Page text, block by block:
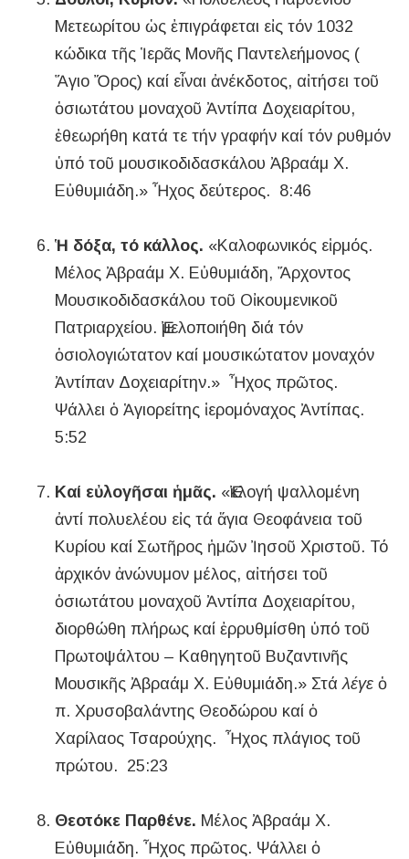
Μετεωρίτου ὡς ἐπιγράφεται εἰς τόν 1032
κώδικα τῆς Ἱερᾶς Μονῆς Παντελεήμονος (
Ἅγιο Ὄρος) καί εἶναι ἀνέκδοτος, αἰτήσει τοῦ
ὁσιωτάτου μοναχοῦ Ἀντίπα Δοχειαρίτου,
ἐθεωρήθη κατά τε τήν γραφήν καί τόν ρυθμόν
ὑπό τοῦ μουσικοδιδασκάλου Ἀβραάμ Χ.
Εὐθυμιάδη.» Ἦχος δεύτερος. 8:46
Ἡ δόξα, τό κάλλος. «Καλοφωνικός εἱρμός.
Μέλος Ἀβραάμ Χ. Εὐθυμιάδη, Ἄρχοντος
Μουσικοδιδασκάλου τοῦ Οἰκουμενικοῦ
Πατριαρχείου. Ἐμελοποιήθη διά τόν
ὁσιολογιώτατον καί μουσικώτατον μοναχόν
Ἀντίπαν Δοχειαρίτην.» Ἦχος πρῶτος.
Ψάλλει ὁ Ἁγιορείτης ἱερομόναχος Ἀντίπας.
5:52
Καί εὐλογῆσαι ἡμᾶς. «Ἐκλογή ψαλλομένη
ἀντί πολυελέου εἰς τά ἅγια Θεοφάνεια τοῦ
Κυρίου καί Σωτῆρος ἡμῶν Ἰησοῦ Χριστοῦ. Τό
ἀρχικόν ἀνώνυμον μέλος, αἰτήσει τοῦ
ὁσιωτάτου μοναχοῦ Ἀντίπα Δοχειαρίτου,
διορθώθη πλήρως καί ἐρρυθμίσθη ὑπό τοῦ
Πρωτοψάλτου – Καθηγητοῦ Βυζαντινῆς
Μουσικῆς Ἀβραάμ Χ. Εὐθυμιάδη.» Στάλέγε ὁ
π. Χρυσοβαλάντης Θεοδώρου καί ὁ
Χαρίλαος Τσαρούχης. Ἦχος πλάγιος τοῦ
πρώτου. 25:23
Θεοτόκε Παρθένε. Μέλος Ἀβραάμ Χ.
Εὐθυμιάδη. Ἦχος πρῶτος. Ψάλλει ὁ